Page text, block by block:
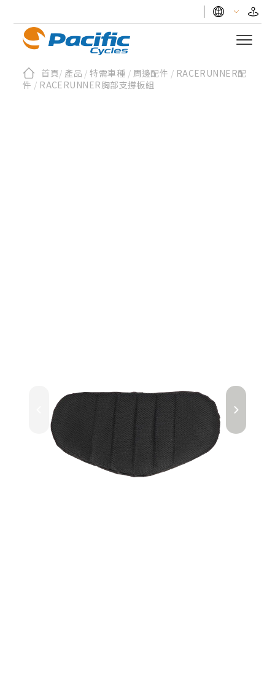
首頁/ 產品 / 特需車種 / 周邊配件 / RACERUNNER配
件 / RACERUNNER胸部支撐板組